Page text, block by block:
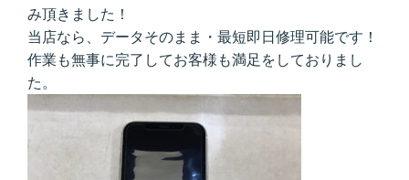
み頂きました！
当店なら、データそのまま・最短即日修理可能です！
作業も無事に完了してお客様も満足をしておりまし
た。